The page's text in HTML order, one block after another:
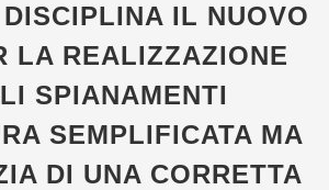
IL NUOVO
LA REALIZZAZIONE
SPIANAMENTI
SEMPLIFICATA MA
DI UNA CORRETTA